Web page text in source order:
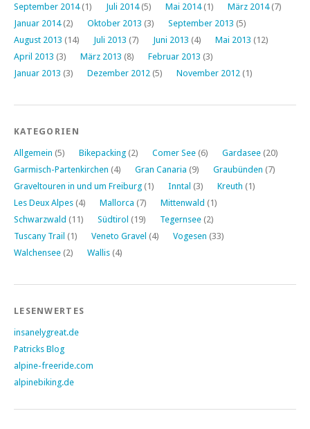
September 2014(1) Juli 2014(5) Mai 2014(1) März 2014(7)
Januar 2014(2) Oktober 2013 (3) September 2013 (5)
August 2013 (14) Juli 2013 (7) Juni 2013 (4) Mai 2013 (12)
April 2013 (3) März 2013 (8) Februar 2013 (3)
Januar 2013 (3) Dezember 2012 (5) November 2012 (1)
KATEGORIEN
Allgemein (5) Bikepacking (2) Comer See (6) Gardasee (20)
Garmisch-Partenkirchen (4) Gran Canaria (9) Graubünden (7)
Graveltouren in und um Freiburg (1) Inntal (3) Kreuth (1)
Les Deux Alpes (4) Mallorca (7) Mittenwald (1)
Schwarzwald (11) Südtirol (19) Tegernsee (2)
Tuscany Trail (1) Veneto Gravel (4) Vogesen (33)
Walchensee (2) Wallis (4)
LESENWERTES
insanelygreat.de
Patricks Blog
alpine-freeride.com
alpinebiking.de